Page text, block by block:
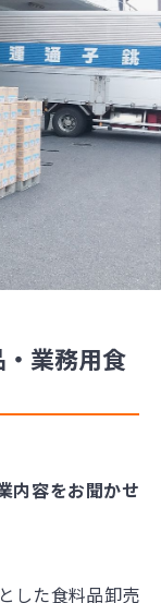
業務用食
内容をお聞かせ
した食料品卸売